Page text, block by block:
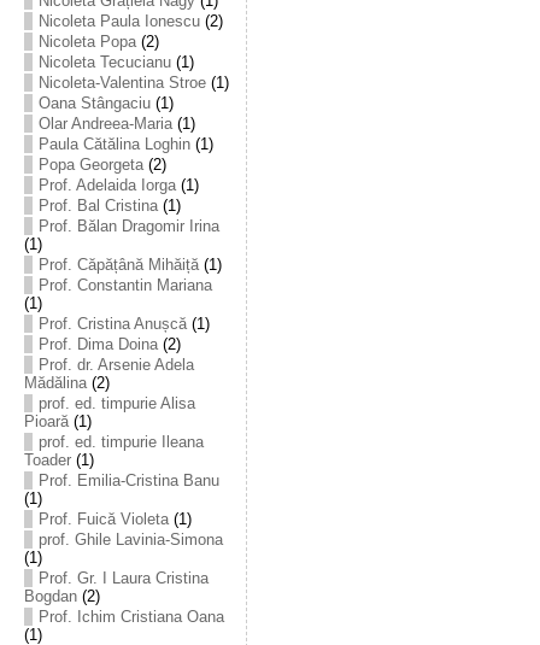
Nicoleta Paula Ionescu(2)
Nicoleta Popa(2)
Nicoleta Tecucianu(1)
Nicoleta-Valentina Stroe(1)
Oana Stângaciu(1)
Olar Andreea-Maria(1)
Paula Cătălina Loghin(1)
Popa Georgeta(2)
Prof. Adelaida Iorga(1)
Prof. Bal Cristina(1)
Prof. Bălan Dragomir Irina
(1)
Prof. Căpățână Mihăiță(1)
Prof. Constantin Mariana
(1)
Prof. Cristina Anușcă(1)
Prof. Dima Doina(2)
Prof. dr. Arsenie Adela
Mădălina(2)
prof. ed. timpurie Alisa
Pioară(1)
prof. ed. timpurie Ileana
Toader(1)
Prof. Emilia-Cristina Banu
(1)
Prof. Fuică Violeta(1)
prof. Ghile Lavinia-Simona
(1)
Prof. Gr. I Laura Cristina
Bogdan(2)
Prof. Ichim Cristiana Oana
(1)